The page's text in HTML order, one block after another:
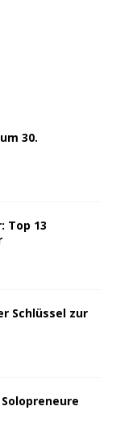
30.
Top 13
Schlüssel zur